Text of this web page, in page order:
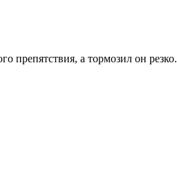
препятствия, а тормозил он резко.